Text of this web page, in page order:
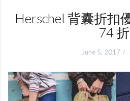
Herschel 背囊折扣
74 折
June 5, 2017